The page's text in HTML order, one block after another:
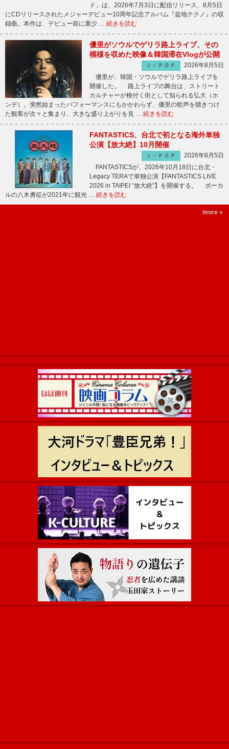
ド」は、2026年7月3日に配信リリース、8月5日
にCDリリースされたメジャーデビュー10周年記念アルバム『盆地テクノ』の収
録曲。本作は、デビュー前に寡少 … 続きを読む
優里がソウルでゲリラ路上ライブ、その
模様を収めた映像＆韓国滞在Vlogが公開
Ｊ－ＰＯＰ
2026年8月5日
優里が、韓国・ソウルでゲリラ路上ライブを
開催した。 路上ライブの舞台は、ストリート
カルチャーが根付く街として知られる弘大（ホ
ンデ）。突然始まったパフォーマンスにもかかわらず、優里の歌声を聴きつけ
た観客が次々と集まり、大きな盛り上がりを見 … 続きを読む
FANTASTICS、台北で初となる海外単独
公演【放大絶】10月開催
Ｊ－ＰＯＰ
2026年8月5日
FANTASTICSが、2026年10月18日に台北・
Legacy TERAで単独公演【FANTASTICS LIVE
2026 in TAIPEI “放大絶”】を開催する。 ボーカ
ルの八木勇征が2021年に観光 … 続きを読む
more »